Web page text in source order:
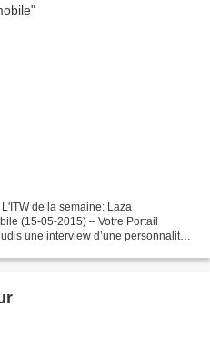
de la semaine: Laza
(15-05-2015) – Votre Portail
une interview d’une personnalité.